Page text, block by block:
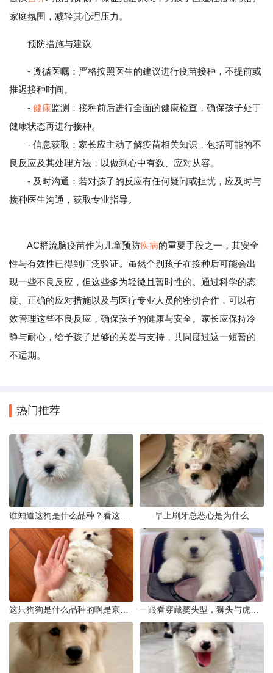
家庭氛围，减轻其心理压力。
预防措施与建议
- 遵循医嘱：严格按照医生的建议进行疫苗接种，不提前或
推迟接种时间。
- 健康监测：接种前后进行全面的健康检查，确保孩子处于
健康状态再进行接种。
- 信息获取：家长应主动了解疫苗相关知识，包括可能的不
良反应及其处理方法，以做到心中有数、应对从容。
- 及时沟通：若对孩子的反应有任何疑问或担忧，应及时与
接种医生沟通，获取专业指导。
AC群流脑疫苗作为儿童预防疾病的重要手段之一，其安全
性与有效性已得到广泛验证。虽然个别孩子在接种后可能会出
现一些不良反应，但这些多为轻微且暂时性的。通过科学的态
度、正确的应对措施以及与医疗专业人员的密切合作，可以有
效管理这些不良反应，确保孩子的健康与安全。家长应保持冷
静与耐心，给予孩子足够的关爱与支持，共同度过这一短暂的
不适期。
热门推荐
早上刷牙总恶心是为什么